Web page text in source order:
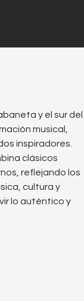
y el sur del
musical,
inspiradores.
clásicos
reflejando los
cultura y
lo auténtico y